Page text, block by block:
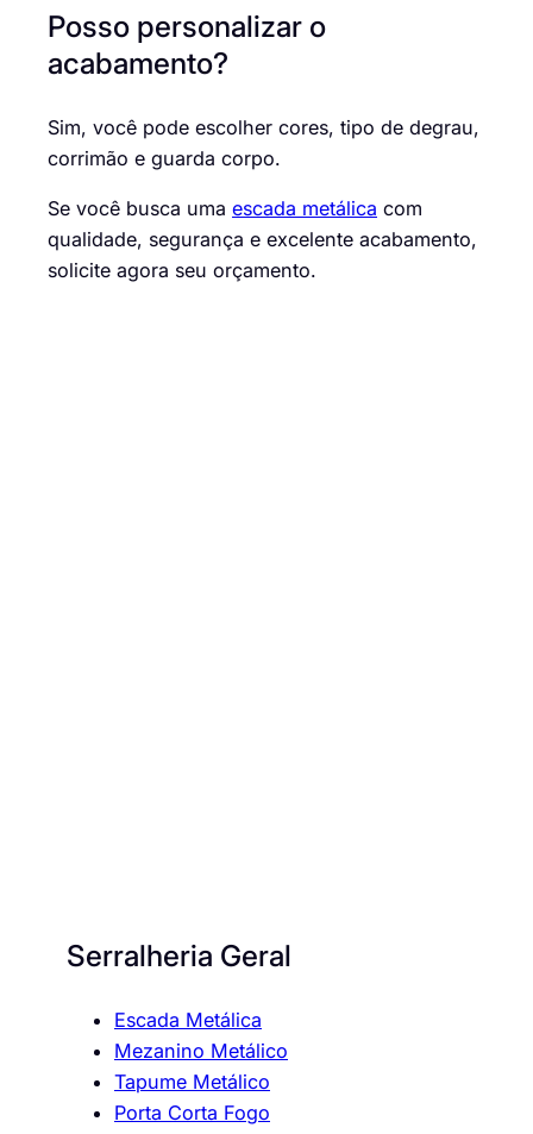
Posso personalizar o
acabamento?
Sim, você pode escolher cores, tipo de degrau,
corrimão e guarda corpo.
Se você busca uma escada metálica com
qualidade, segurança e excelente acabamento,
solicite agora seu orçamento.
Serralheria Geral
Escada Metálica
Mezanino Metálico
Tapume Metálico
Porta Corta Fogo